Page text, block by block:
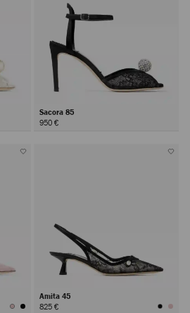
Sacora 85
950 €
Amita 45
825 €